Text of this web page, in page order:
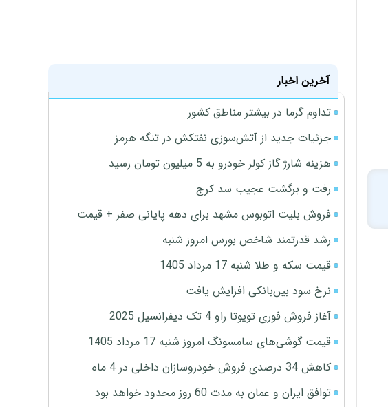
آخرین اخبار
تداوم گرما در بیشتر مناطق کشور
جزئیات جدید از آتش‌سوزی نفتکش در تنگه هرمز
هزینه شارژ گاز کولر خودرو به 5 میلیون تومان رسید
رفت و برگشت عجیب سد کرج
فروش بلیت اتوبوس مشهد برای دهه پایانی صفر + قیمت
رشد قدرتمند شاخص بورس امروز شنبه
قیمت سکه و طلا شنبه 17 مرداد 1405
نرخ سود بین‌بانکی افزایش یافت
آغاز فروش فوری تویوتا راو 4 تک دیفرانسیل 2025
قیمت گوشی‌های سامسونگ امروز شنبه 17 مرداد 1405
کاهش 34 درصدی فروش خودروسازان داخلی در 4 ماه
توافق ایران و عمان به مدت 60 روز محدود خواهد بود